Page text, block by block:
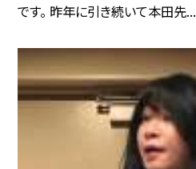
です。 昨年に引き続いて本田先...